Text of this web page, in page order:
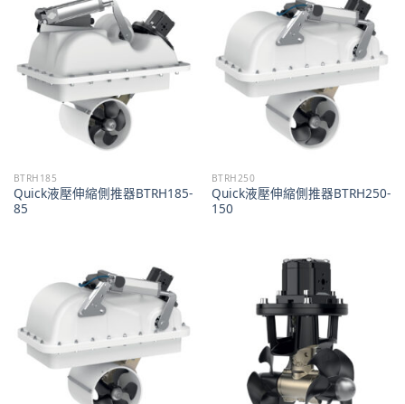
BTRH185
Quick液壓伸縮側推器BTRH185-
85
BTRH250
Quick液壓伸縮側推器BTRH250-
150